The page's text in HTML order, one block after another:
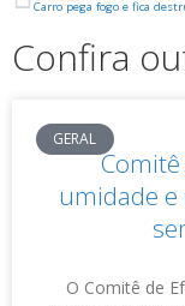
Confira
GERAL
umidade
O Comitê de